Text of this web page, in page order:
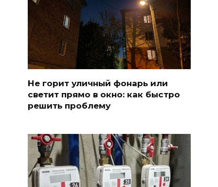
Не горит уличный фонарь или
светит прямо в окно: как быстро
решить проблему